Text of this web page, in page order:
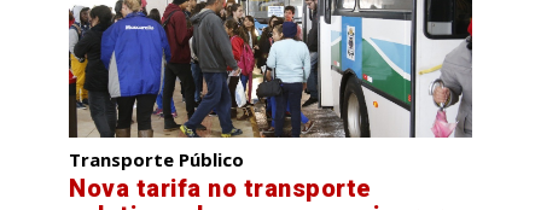
Transporte Público
Nova tarifa no transporte